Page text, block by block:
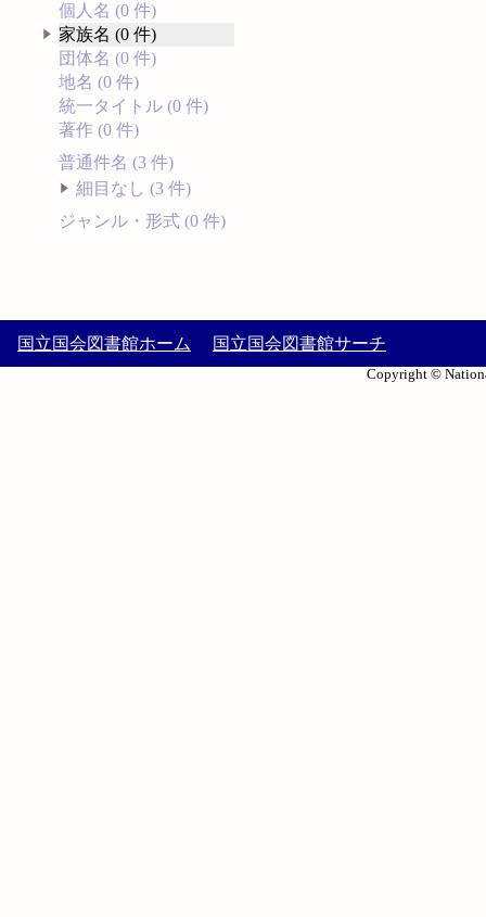
個人名 (0 件)
家族名 (0 件)
団体名 (0 件)
地名 (0 件)
統一タイトル (0 件)
著作 (0 件)
普通件名 (3 件)
細目なし (3 件)
ジャンル・形式 (0 件)
国立国会図書館ホーム 国立国会図書館サーチ
Copyright ©